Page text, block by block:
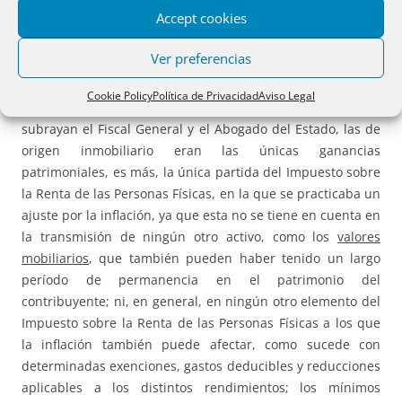
Accept cookies
Ver preferencias
Cookie PolicyPolítica de PrivacidadAviso Legal
de la supresión de los coeficientes de corrección
monetaria; en el caso que nos ocupa, el preámbulo de la
Ley 26/2014, de 27 de Noviembre, justifica la eliminación
inmuebles en razones de «neutralidad» y «equidad»
subrayan el Fiscal General y el Abogado del Estado, las de
origen inmobiliario eran las únicas ganancias
patrimoniales, es más, la única partida del Impuesto sobre
la Renta de las Personas Físicas, en la que se practicaba un
ajuste por la inflación, ya que esta no se tiene en cuenta en
la transmisión de ningún otro activo, como los valores
mobiliarios, que también pueden haber tenido un largo
período de permanencia en el patrimonio del
contribuyente; ni, en general, en ningún otro elemento del
Impuesto sobre la Renta de las Personas Físicas a los que
la inflación también puede afectar, como sucede con
determinadas exenciones, gastos deducibles y reducciones
aplicables a los distintos rendimientos; los mínimos